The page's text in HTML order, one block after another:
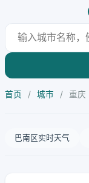
首页 / 城市 / 重庆
巴南区实时天气